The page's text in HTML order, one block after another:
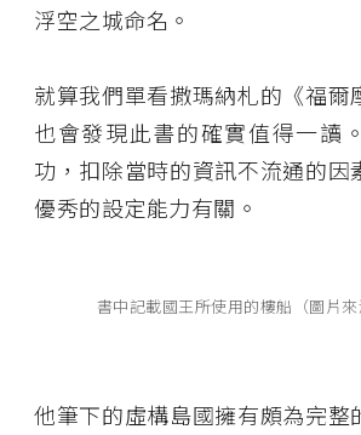
浮空之城命名。
就算我們單看撒瑪納札的《福爾
也會發現此書的確實值得一讀
功，扣除當時的資訊不流通的因
優秀的設定能力有關。
書中記載國王所使用的樓船（圖片來
他筆下的虛構島國擁有頗為完整